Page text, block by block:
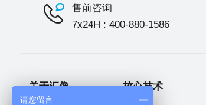
售前咨询
7x24H : 400-880-1586
关于汇像 核心技术
请您留言